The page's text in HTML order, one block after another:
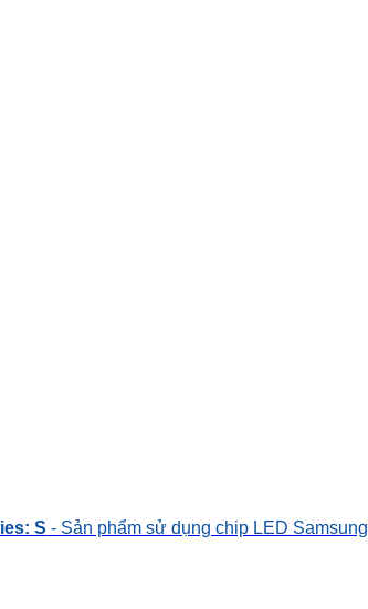
S - Sản phẩm sử dụng chip LED Samsung